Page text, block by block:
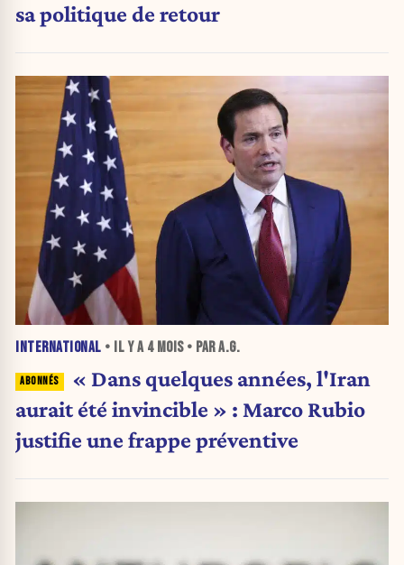
sa politique de retour
INTERNATIONAL • IL Y A 4 MOIS• PAR A.G.
« Dans quelques années, l'Iran
aurait été invincible » : Marco Rubio
justifie une frappe préventive